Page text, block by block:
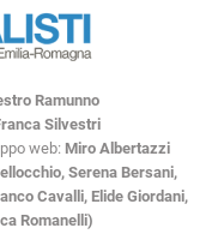
Ramunno
Silvestri
web: Miro Albertazzi
Serena Bersani,
Cavalli, Elide Giordani,
Romanelli)